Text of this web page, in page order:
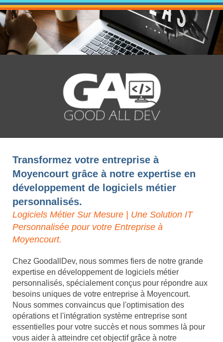
Transformez votre entreprise à
Moyencourt grâce à notre expertise en
développement de logiciels métier
personnalisés.
Logiciels Métier Sur Mesure | Une Solution IT
Personnalisée pour votre Entreprise à
Moyencourt.
Chez GoodallDev, nous sommes fiers de notre grande
expertise en développement de logiciels métier
personnalisés, spécialement conçus pour répondre aux
besoins uniques de votre entreprise à Moyencourt.
Nous sommes convaincus que l'optimisation des
opérations et l'intégration système entreprise sont
essentielles pour votre succès et nous sommes là pour
vous aider à atteindre cet objectif grâce à notre